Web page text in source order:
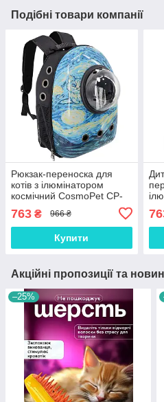
Подібні товари компанії
Рюкзак-переноска для
котів з ілюмінатором
космічний CosmoPet CP-
763 ₴ 966 ₴
Купити
Акційні пропозиції та
–25%